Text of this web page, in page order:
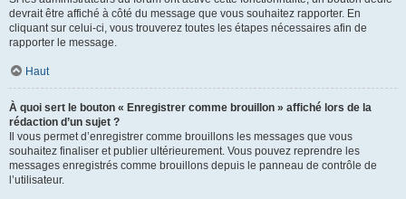
devrait être affiché à côté du message que vous souhaitez rapporter. En
cliquant sur celui-ci, vous trouverez toutes les étapes nécessaires afin de
rapporter le message.
Haut
À quoi sert le bouton « Enregistrer comme brouillon » affiché lors de la
rédaction d’un sujet ?
Il vous permet d’enregistrer comme brouillons les messages que vous
souhaitez finaliser et publier ultérieurement. Vous pouvez reprendre les
messages enregistrés comme brouillons depuis le panneau de contrôle de
l’utilisateur.